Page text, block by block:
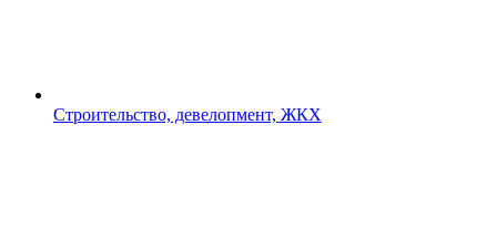
Строительство, девелопмент, ЖКХ